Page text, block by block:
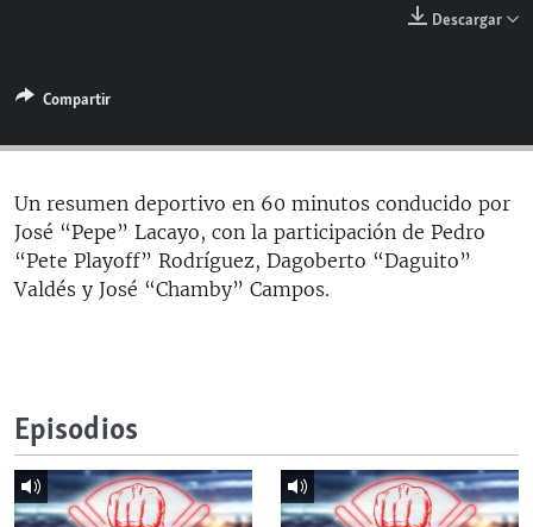
ESPECIALES
LA REALIDAD DE LA VIVIENDA EN CUBA
SER VIEJO EN CUBA
KENTU-CUBANO
LOS SANTOS DE HIALEAH
MULTIMEDIA
EDITORIALES
SÍGUENOS
Descargar
Compartir
Un resumen deportivo en 60 minutos conducido por
José “Pepe” Lacayo, con la participación de Pedro
“Pete Playoff” Rodríguez, Dagoberto “Daguito”
Valdés y José “Chamby” Campos.
Episodios